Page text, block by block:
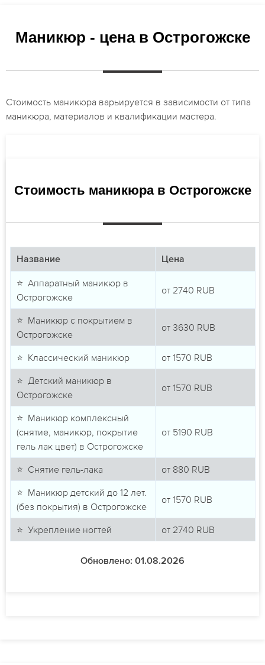
Маникюр - цена в Острогожске
Стоимость маникюра варьируется в зависимости от типа
маникюра, материалов и квалификации мастера.
Стоимость маникюра в Острогожске
Название Цена
⭐ Аппаратный маникюр в
Острогожске
от 2740 RUB
⭐ Маникюр с покрытием в
Острогожске
от 3630 RUB
⭐ Классический маникюр от 1570 RUB
⭐ Детский маникюр в
Острогожске
от 1570 RUB
⭐ Маникюр комплексный
(снятие, маникюр, покрытие
гель лак цвет) в Острогожске
от 5190 RUB
⭐ Снятие гель-лака от 880 RUB
⭐ Маникюр детский до 12 лет.
(без покрытия) в Острогожске
от 1570 RUB
⭐ Укрепление ногтей от 2740 RUB
Обновлено: 01.08.2026